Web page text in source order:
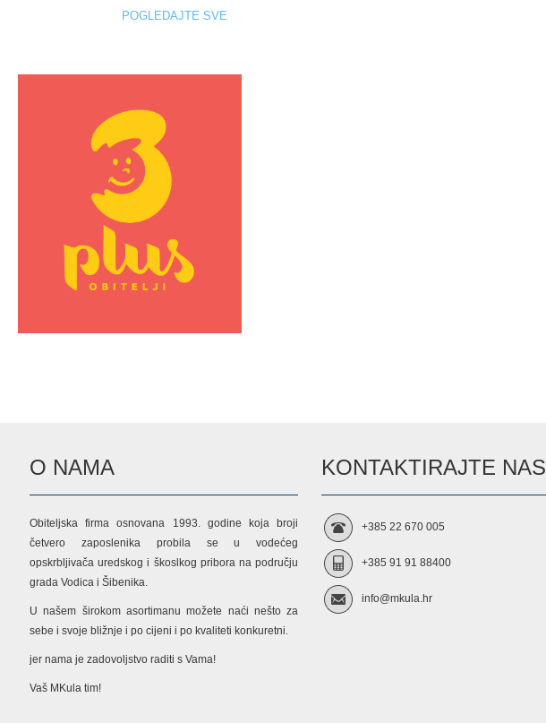
POGLEDAJTE SVE
O NAMA
Obiteljska firma osnovana 1993. godine koja broji
četvero zaposlenika probila se u vodećeg
opskrbljivača uredskog i škoslkog pribora na području
grada Vodica i Šibenika.
U našem širokom asortimanu možete naći nešto za
sebe i svoje bližnje i po cijeni i po kvaliteti konkuretni.
jer nama je zadovoljstvo raditi s Vama!
Vaš MKula tim!
KONTAKTIRAJTE NAS
+385 22 670 005
+385 91 91 88400
info@mkula.hr